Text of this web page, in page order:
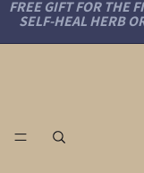
FREE GIFT FOR THE
SELF-HEAL HERB